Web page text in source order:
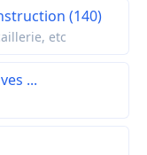
(140)
etc
...